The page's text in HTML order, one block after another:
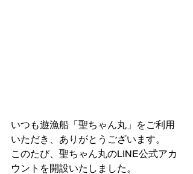
いつも遊漁船「聖ちゃん丸」をご利用
いただき、ありがとうございます。
このたび、聖ちゃん丸のLINE公式アカ
ウントを開設いたしました。